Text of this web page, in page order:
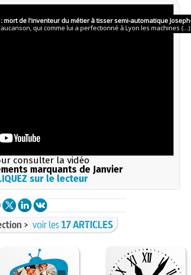
consulter la vidéo
marquants de Janvier
sur le lecteur
> voir les 17 ARTICLES